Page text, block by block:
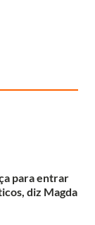
para entrar
diz Magda